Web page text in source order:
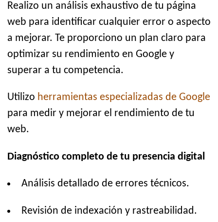
Realizo un análisis exhaustivo de tu página
web para identificar cualquier error o aspecto
a mejorar. Te proporciono un plan claro para
optimizar su rendimiento en Google y
superar a tu competencia.
Utilizo herramientas especializadas de Google
para medir y mejorar el rendimiento de tu
web.
Diagnóstico completo de tu presencia digital
Análisis detallado de errores técnicos.
Revisión de indexación y rastreabilidad.